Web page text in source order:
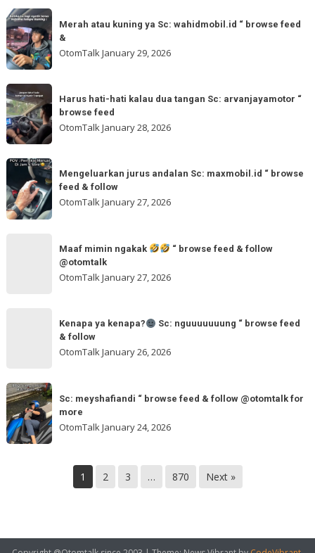
&
follow
otw
🌬
🌬
Sc:
“
browse
feed
Merah
atau
kuning
ya
Sc:
wahidmobil.id
“
browse
Merah atau kuning ya Sc: wahidmobil.id “ browse feed
&
OtomTalk January 29, 2026
Harus
hati-
hati
kalau
dua
tangan
Sc:
arvanjayamotor
Harus hati-hati kalau dua tangan Sc: arvanjayamotor “
browse feed
OtomTalkJanuary 28, 2026
Mengeluarkan
jurus
andalan
Sc:
Mengeluarkan jurus andalan Sc: maxmobil.id “ browse
feed & follow
OtomTalkJanuary 27, 2026
follow
@otomtalk
Maaf mimin ngakak
“ browse feed & follow
@otomtalk
OtomTalkJanuary 27, 2026
Sc:
nguuuuuuung
“
browse
Kenapa ya kenapa?
Sc: nguuuuuuung “ browse feed
& follow
OtomTalkJanuary 26, 2026
Sc:
meyshafiandi
“
browse
more
Sc: meyshafiandi “ browse feed & follow @otomtalk for
more
OtomTalkJanuary 24, 2026
1 2 3 … 870 Next »